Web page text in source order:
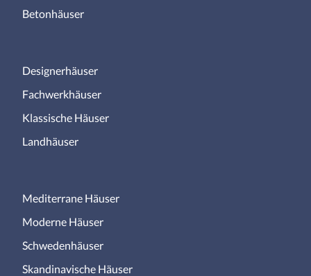
Betonhäuser
Designerhäuser
Fachwerkhäuser
Klassische Häuser
Landhäuser
Mediterrane Häuser
Moderne Häuser
Schwedenhäuser
Skandinavische Häuser